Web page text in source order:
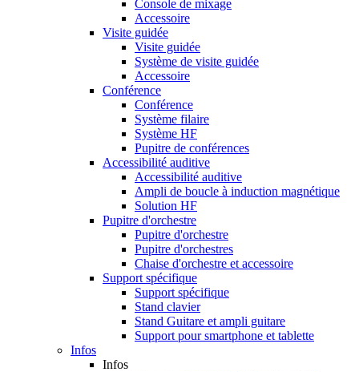
Console de mixage
Accessoire
Visite guidée
Visite guidée
Système de visite guidée
Accessoire
Conférence
Conférence
Système filaire
Système HF
Pupitre de conférences
Accessibilité auditive
Accessibilité auditive
Ampli de boucle à induction magnétique
Solution HF
Pupitre d'orchestre
Pupitre d'orchestre
Pupitre d'orchestres
Chaise d'orchestre et accessoire
Support spécifique
Support spécifique
Stand clavier
Stand Guitare et ampli guitare
Support pour smartphone et tablette
Infos
Infos